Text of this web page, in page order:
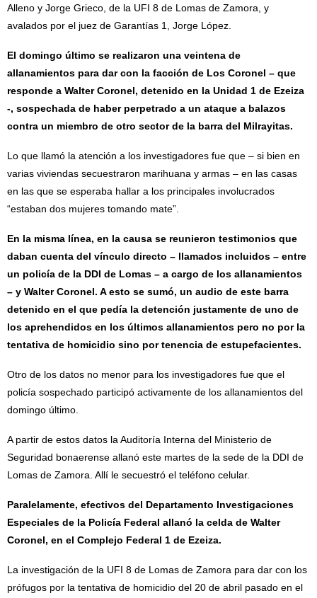
Alleno y Jorge Grieco, de la UFI 8 de Lomas de Zamora, y
avalados por el juez de Garantías 1, Jorge López.
El domingo último se realizaron una veintena de
allanamientos para dar con la facción de Los Coronel – que
responde a Walter Coronel, detenido en la Unidad 1 de Ezeiza
-, sospechada de haber perpetrado a un ataque a balazos
contra un miembro de otro sector de la barra del Milrayitas.
Lo que llamó la atención a los investigadores fue que – si bien en
varias viviendas secuestraron marihuana y armas – en las casas
en las que se esperaba hallar a los principales involucrados
“estaban dos mujeres tomando mate”.
En la misma línea, en la causa se reunieron testimonios que
daban cuenta del vínculo directo – llamados incluidos – entre
un policía de la DDI de Lomas – a cargo de los allanamientos
– y Walter Coronel. A esto se sumó, un audio de este barra
detenido en el que pedía la detención justamente de uno de
los aprehendidos en los últimos allanamientos pero no por la
tentativa de homicidio sino por tenencia de estupefacientes.
Otro de los datos no menor para los investigadores fue que el
policía sospechado participó activamente de los allanamientos del
domingo último.
A partir de estos datos la Auditoría Interna del Ministerio de
Seguridad bonaerense allanó este martes de la sede de la DDI de
Lomas de Zamora. Allí le secuestró el teléfono celular.
Paralelamente, efectivos del Departamento Investigaciones
Especiales de la Policía Federal allanó la celda de Walter
Coronel, en el Complejo Federal 1 de Ezeiza.
La investigación de la UFI 8 de Lomas de Zamora para dar con los
prófugos por la tentativa de homicidio del 20 de abril pasado en el